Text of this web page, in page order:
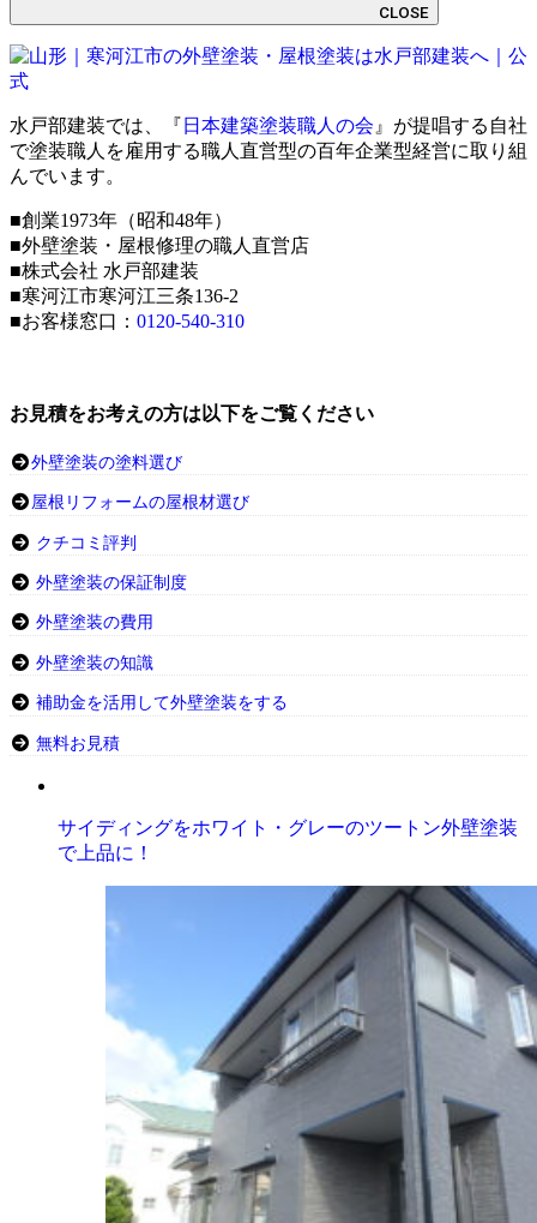
CLOSE
水戸部建装では、『 日本建築塗装職人の会 』が提唱する自社
で塗装職人を雇用する職人直営型の百年企業型経営に取り組
んでいます。
■創業1973年（昭和48年）
■外壁塗装・屋根修理の職人直営店
■株式会社 水戸部建装
■寒河江市寒河江三条136-2
■お客様窓口： 0120-540-310
お見積をお考えの方は以下をご覧ください
外壁塗装の塗料選び
屋根リフォームの屋根材選び
クチコミ評判
外壁塗装の保証制度
外壁塗装の費用
外壁塗装の知識
補助金を活用して外壁塗装をする
無料お見積
サイディングをホワイト・グレーのツートン外壁塗装
で上品に！